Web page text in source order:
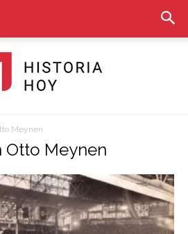
Historia
Hoy
Meynen
Otto Meynen